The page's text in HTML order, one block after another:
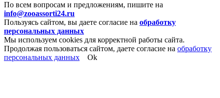
По всем вопросам и предложениям, пишите на
info@zooassorti24.ru
Пользуясь сайтом, вы даете согласие на обработку
персональных данных
Мы используем cookies для корректной работы сайта.
Продолжая пользоваться сайтом, даете согласие на обработку
персональных данных
Ok